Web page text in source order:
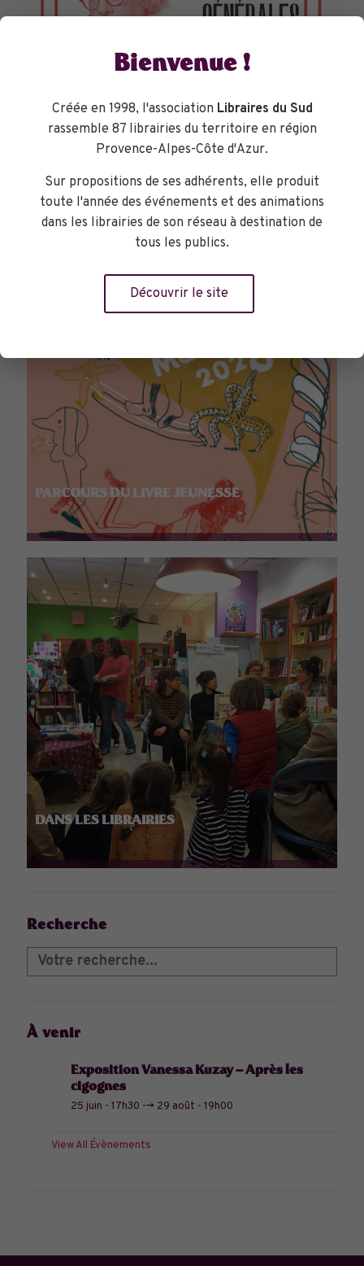
PARCOURS DU LIVRE JEUNESSE
DANS LES LIBRAIRIES
Recherche
À venir
Exposition Vanessa Kuzay – Après les
cigognes
25 juin - 17h30 --> 29 août - 19h00
View All Évènements
Bienvenue !
Créée en 1998, l'association Libraires du Sud
rassemble 87 librairies du territoire en région
Provence-Alpes-Côte d'Azur.
Sur propositions de ses adhérents, elle produit
toute l'année des événements et des animations
dans les librairies de son réseau à destination de
tous les publics.
Découvrir le site